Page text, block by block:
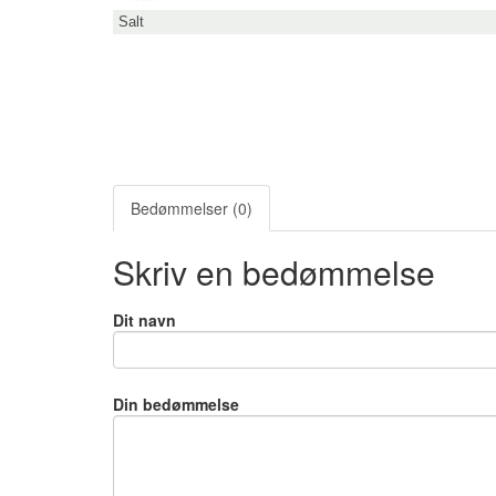
Salt
Bedømmelser (0)
Skriv en bedømmelse
Dit navn
Din bedømmelse